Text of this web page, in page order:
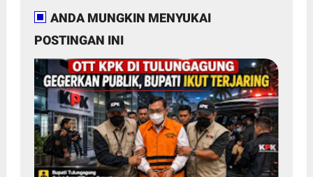
ANDA MUNGKIN MENYUKAI
POSTINGAN INI